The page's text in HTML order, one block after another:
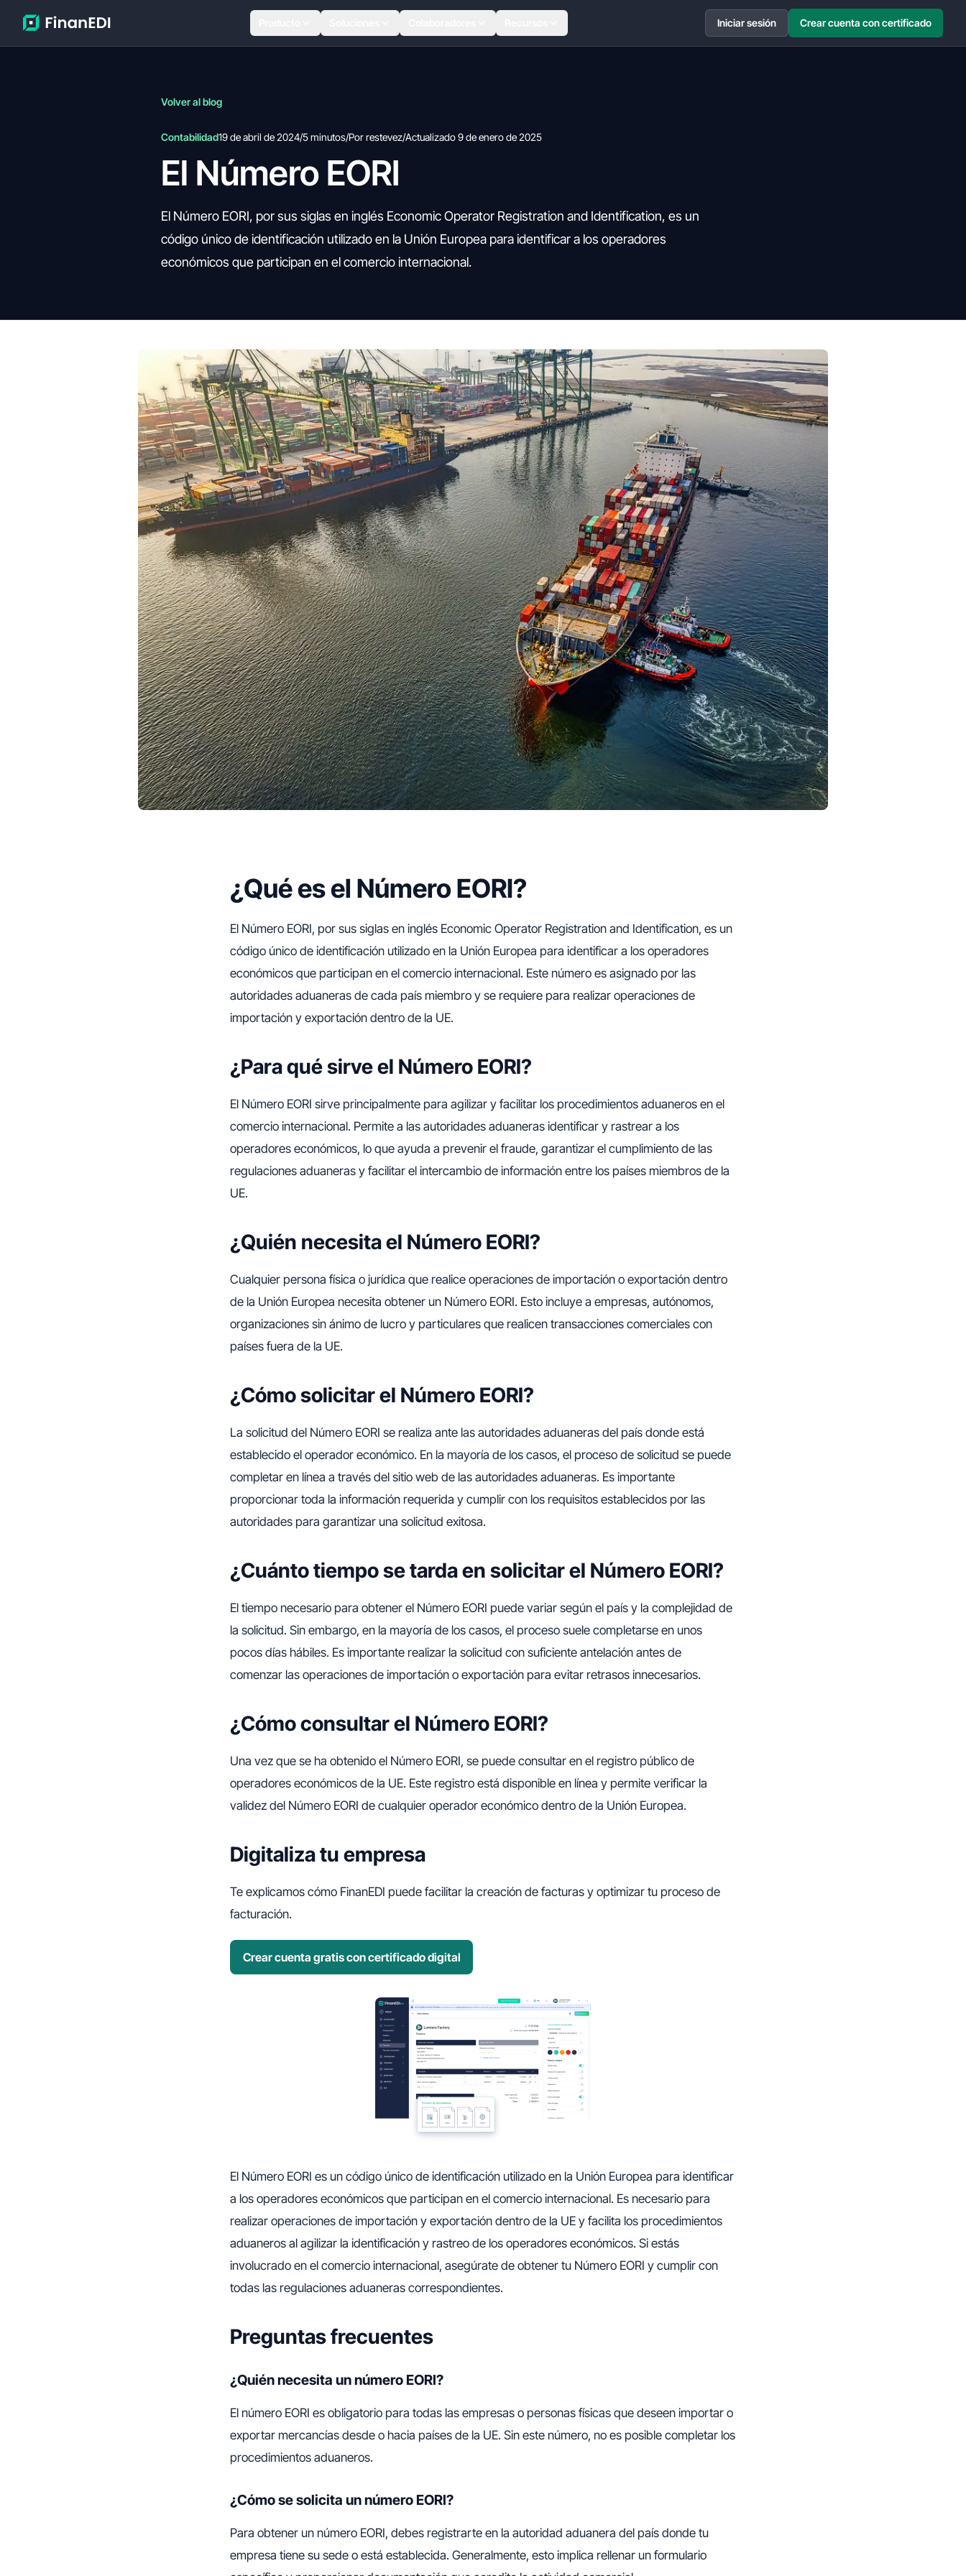
Iniciar sesión Crear cuenta con certificado
Volver al blog
Contabilidad19 de abril de 2024/5 minutos/Por restevez/Actualizado 9 de enero de 2025
El Número EORI
El Número EORI, por sus siglas en inglés Economic Operator Registration and Identification, es un
código único de identificación utilizado en la Unión Europea para identificar a los operadores
económicos que participan en el comercio internacional.
¿Qué es el Número EORI?
El Número EORI, por sus siglas en inglés Economic Operator Registration and Identification, es un
código único de identificación utilizado en la Unión Europea para identificar a los operadores
económicos que participan en el comercio internacional. Este número es asignado por las
autoridades aduaneras de cada país miembro y se requiere para realizar operaciones de
importación y exportación dentro de la UE.
¿Para qué sirve el Número EORI?
El Número EORI sirve principalmente para agilizar y facilitar los procedimientos aduaneros en el
comercio internacional. Permite a las autoridades aduaneras identificar y rastrear a los
operadores económicos, lo que ayuda a prevenir el fraude, garantizar el cumplimiento de las
regulaciones aduaneras y facilitar el intercambio de información entre los países miembros de la
UE.
¿Quién necesita el Número EORI?
Cualquier persona física o jurídica que realice operaciones de importación o exportación dentro
de la Unión Europea necesita obtener un Número EORI. Esto incluye a empresas, autónomos,
organizaciones sin ánimo de lucro y particulares que realicen transacciones comerciales con
países fuera de la UE.
¿Cómo solicitar el Número EORI?
La solicitud del Número EORI se realiza ante las autoridades aduaneras del país donde está
establecido el operador económico. En la mayoría de los casos, el proceso de solicitud se puede
completar en línea a través del sitio web de las autoridades aduaneras. Es importante
proporcionar toda la información requerida y cumplir con los requisitos establecidos por las
autoridades para garantizar una solicitud exitosa.
¿Cuánto tiempo se tarda en solicitar el Número EORI?
El tiempo necesario para obtener el Número EORI puede variar según el país y la complejidad de
la solicitud. Sin embargo, en la mayoría de los casos, el proceso suele completarse en unos
pocos días hábiles. Es importante realizar la solicitud con suficiente antelación antes de
comenzar las operaciones de importación o exportación para evitar retrasos innecesarios.
¿Cómo consultar el Número EORI?
Una vez que se ha obtenido el Número EORI, se puede consultar en el registro público de
operadores económicos de la UE. Este registro está disponible en línea y permite verificar la
validez del Número EORI de cualquier operador económico dentro de la Unión Europea.
Digitaliza tu empresa
Te explicamos cómo FinanEDI puede facilitar la creación de facturas y optimizar tu proceso de
facturación.
Crear cuenta gratis con certificado digital
El Número EORI es un código único de identificación utilizado en la Unión Europea para identificar
a los operadores económicos que participan en el comercio internacional. Es necesario para
realizar operaciones de importación y exportación dentro de la UE y facilita los procedimientos
aduaneros al agilizar la identificación y rastreo de los operadores económicos. Si estás
involucrado en el comercio internacional, asegúrate de obtener tu Número EORI y cumplir con
todas las regulaciones aduaneras correspondientes.
Preguntas frecuentes
¿Quién necesita un número EORI?
El número EORI es obligatorio para todas las empresas o personas físicas que deseen importar o
exportar mercancías desde o hacia países de la UE. Sin este número, no es posible completar los
procedimientos aduaneros.
¿Cómo se solicita un número EORI?
Para obtener un número EORI, debes registrarte en la autoridad aduanera del país donde tu
empresa tiene su sede o está establecida. Generalmente, esto implica rellenar un formulario